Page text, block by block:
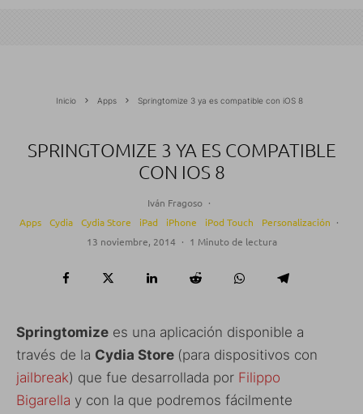
Inicio Apps Springtomize 3 ya es compatible con iOS 8
SPRINGTOMIZE 3 YA ES COMPATIBLE
CON IOS 8
Iván Fragoso ·
Apps
Cydia Cydia Store iPad iPhone iPod Touch Personalización ·
13 noviembre, 2014 · 1 Minuto de lectura
Springtomize es una aplicación disponible a
través de la Cydia Store (para dispositivos con
jailbreak) que fue desarrollada por Filippo
Bigarella y con la que podremos fácilmente